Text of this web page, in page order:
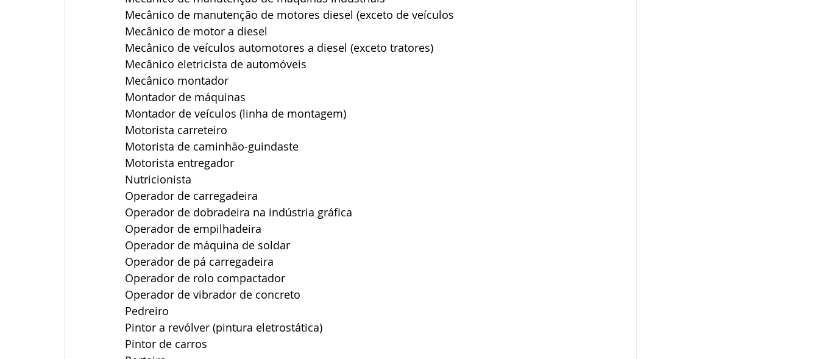
Mecânico de manutenção de motores diesel (exceto de veículos
Mecânico de motor a diesel
Mecânico de veículos automotores a diesel (exceto tratores)
Mecânico eletricista de automóveis
Mecânico montador
Montador de máquinas
Montador de veículos (linha de montagem)
Motorista carreteiro
Motorista de caminhão-guindaste
Motorista entregador
Nutricionista
Operador de carregadeira
Operador de dobradeira na indústria gráfica
Operador de empilhadeira
Operador de máquina de soldar
Operador de pá carregadeira
Operador de rolo compactador
Operador de vibrador de concreto
Pedreiro
Pintor a revólver (pintura eletrostática)
Pintor de carros